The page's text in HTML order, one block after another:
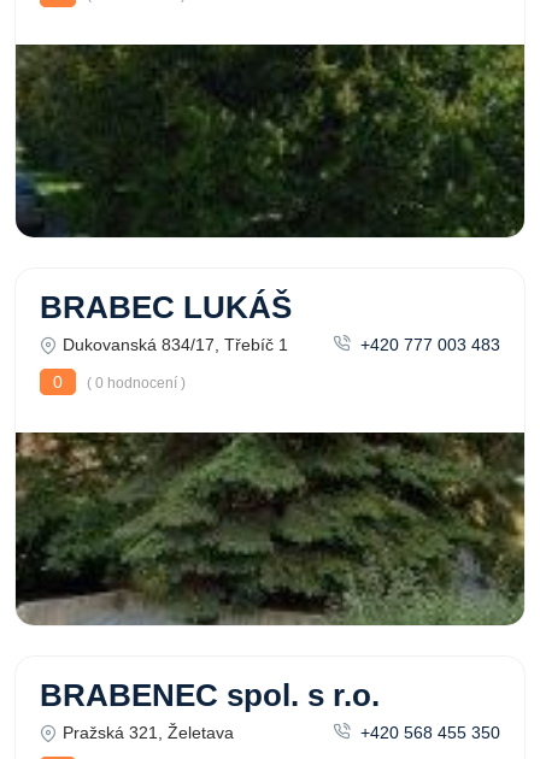
BRABEC LUKÁŠ
Dukovanská 834/17, Třebíč 1
+420 777 003 483
0
( 0 hodnocení )
BRABENEC spol. s r.o.
Pražská 321, Želetava
+420 568 455 350